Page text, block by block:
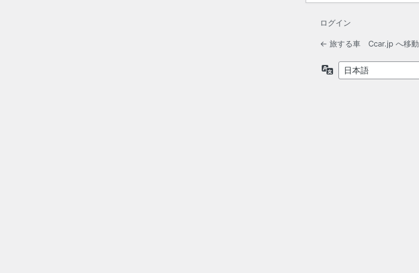
ログイン
← 旅する車 Ccar.jp へ移動
語